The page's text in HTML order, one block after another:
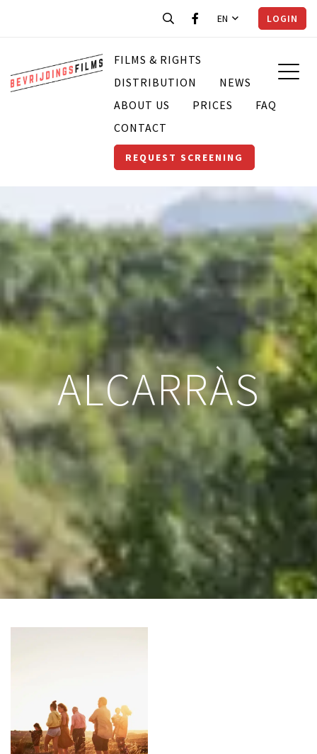
EN LOGIN
FILMS & RIGHTS
DISTRIBUTION
NEWS
ABOUT US
PRICES
FAQ
CONTACT
REQUEST SCREENING
ALCARRÀS